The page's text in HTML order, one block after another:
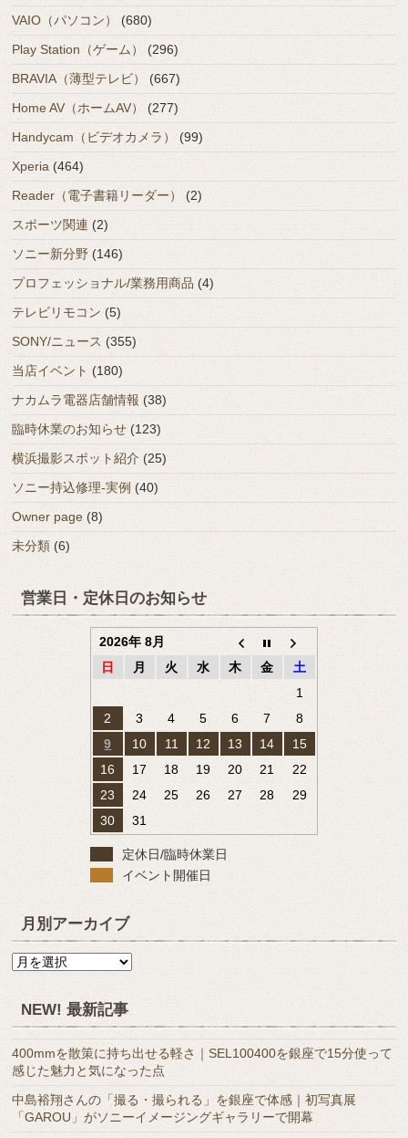
VAIO（パソコン）
(680)
Play Station（ゲーム）
(296)
BRAVIA（薄型テレビ）
(667)
Home AV（ホームAV）
(277)
Handycam（ビデオカメラ）
(99)
Xperia (464)
Reader（電子書籍リーダー）
(2)
スポーツ関連 (2)
ソニー新分野 (146)
プロフェッショナル/業務用商品 (4)
テレビリモコン (5)
SONY/ニュース (355)
当店イベント (180)
ナカムラ電器店舗情報 (38)
臨時休業のお知らせ (123)
横浜撮影スポット紹介 (25)
ソニー持込修理-実例 (40)
Owner page (8)
未分類 (6)
営業日・定休日のお知らせ
2026年 8月
日
月 火 水 木 金
土
1
2
3 4 5 6 7
8
9
10 11 12 13 14
15
16
17 18 19 20 21
22
23
24 25 26 27 28
29
30
31
定休日/臨時休業日
イベント開催日
月別アーカイブ
月
ー
カ
イ
ブ
NEW! 最新記事
400mmを散策に持ち出せる軽さ｜SEL100400を銀座で15分使って
感じた魅力と気になった点
中島裕翔さんの「撮る・撮られる」を銀座で体感｜初写真展
「GAROU」がソニーイメージングギャラリーで開幕